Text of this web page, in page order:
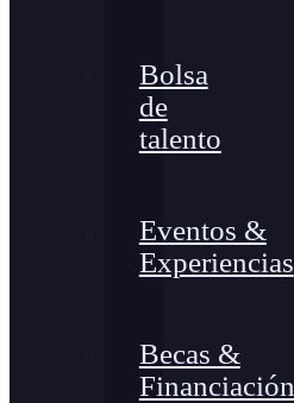
Bolsa
de
talento
Eventos &
Experiencias
Becas &
Financiación